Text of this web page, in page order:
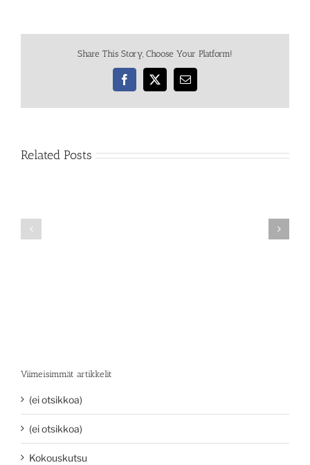
Share This Story, Choose Your Platform!
Facebook
X Email
Related Posts
Viimeisimmät artikkelit
(ei otsikkoa)
(ei otsikkoa)
Kokouskutsu